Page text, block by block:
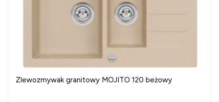
Zlewozmywak granitowy MOJITO 120 beżowy